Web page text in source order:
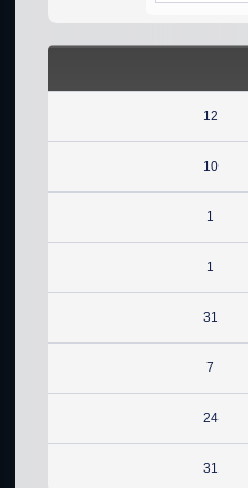
12
10
1
1
31
7
24
31